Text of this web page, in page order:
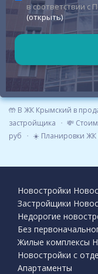
🤲 В ЖК Крымский в
застройщика
💸
руб
☀️ Планировки ЖК
в соответствии с
(открыть)
Новостройки
Застройщики
Недорогие
Без
Жилые комплексы
Новостройки с
Апартаменты